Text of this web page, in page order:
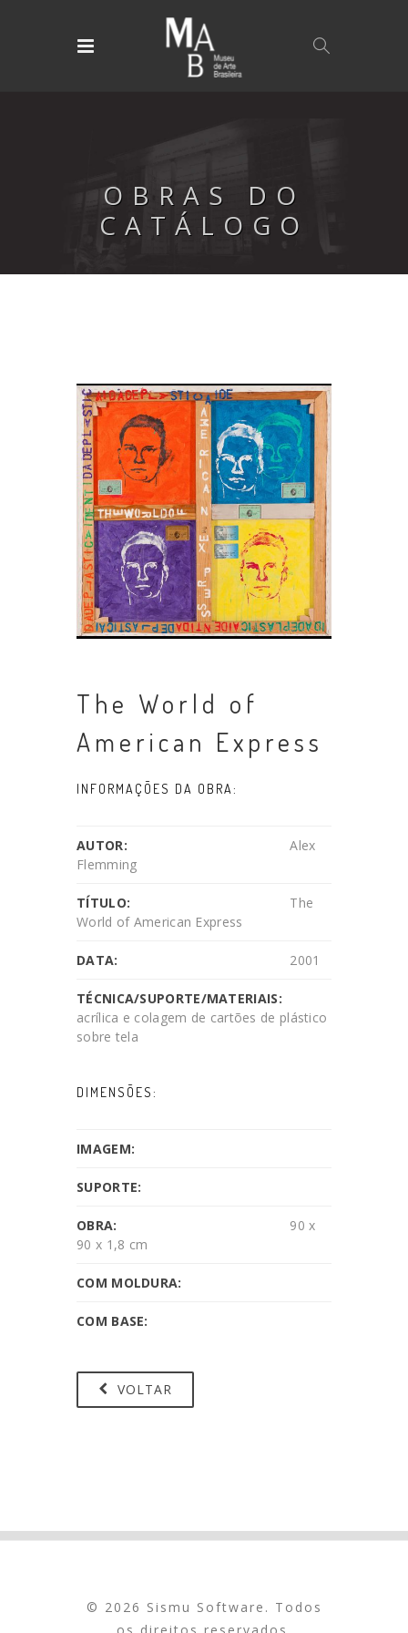
OBRAS DO
CATÁLOGO
The World of
American Express
INFORMAÇÕES DA OBRA:
AUTOR:
Alex
Flemming
TÍTULO:
The
World of American Express
DATA: 2001
TÉCNICA/SUPORTE/MATERIAIS:
acrílica e colagem de cartões de plástico
sobre tela
DIMENSÕES:
IMAGEM:
SUPORTE:
OBRA:
90 x
90 x 1,8 cm
COM MOLDURA:
COM BASE:
VOLTAR
© 2026 Sismu Software. Todos